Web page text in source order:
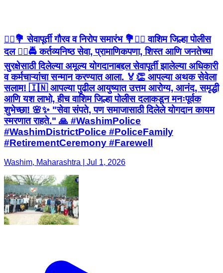
👮‍♂️💐 सेवापूर्ती गौरव व निरोप समारंभ 💐👮‍♀️ वाशिम जिल्हा पोलीस
दल 👮‍♂️🚔 कर्तव्यनिष्ठ सेवा, प्रामाणिकपणा, शिस्त आणि जनतेच्या
सुरक्षेसाठी दिलेल्या अमूल्य योगदानाबद्दल सेवापूर्ती झालेल्या अधिकारी
व कर्मचाऱ्यांचा सन्मान करण्यात आला. 🏅👏 आपल्या अथक सेवेला
सलाम! 🇮🇳 आपल्या पुढील आयुष्यात उत्तम आरोग्य, आनंद, समृद्धी
आणि यश लाभो, हीच वाशिम जिल्हा पोलीस दलाकडून मनःपूर्वक
शुभेच्छा! 🌸✨ "सेवा संपते, पण समाजासाठी दिलेले योगदान कायम
स्मरणात राहते." 🙏 #WashimPolice
#WashimDistrictPolice #PoliceFamily
#RetirementCeremony #Farewell
Washim, Maharashtra | Jul 1, 2026